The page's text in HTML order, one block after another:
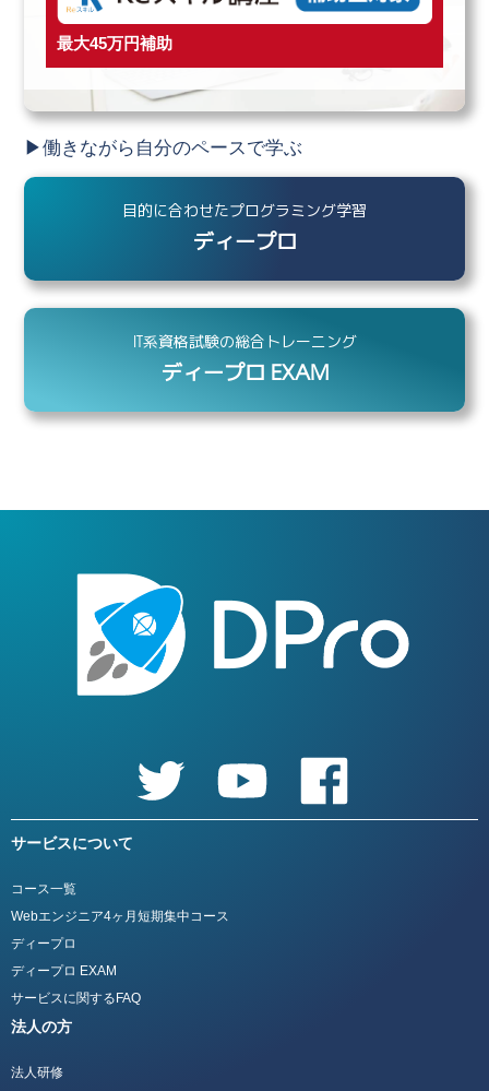
最大45万円補助
▶︎働きながら自分のペースで学ぶ
目的に合わせたプログラミング学習
ディープロ
IT系資格試験の総合トレーニング
ディープロ EXAM
サービスについて
コース一覧
Webエンジニア4ヶ月短期集中コース
ディープロ
ディープロ EXAM
サービスに関するFAQ
法人の方
法人研修